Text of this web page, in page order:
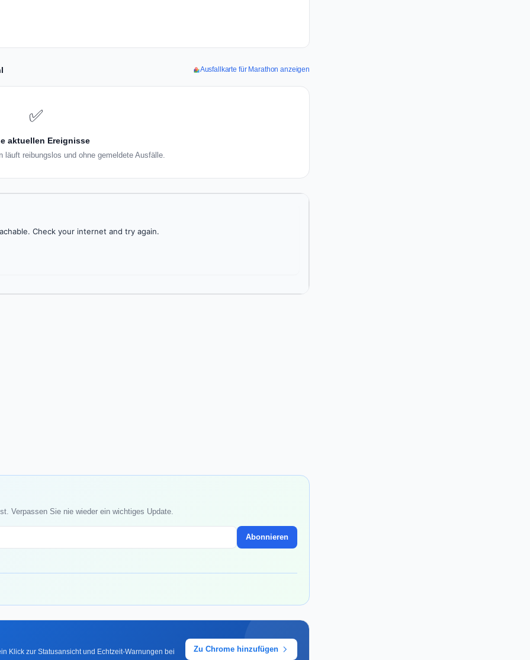
Ausfallkarte für Marathon anzeigen
✅
aktuellen Ereignisse
läuft reibungslos und ohne gemeldete Ausfälle.
Check your internet and try again.
Verpassen Sie nie wieder ein wichtiges Update.
Abonnieren
Klick zur Statusansicht und Echtzeit-Warnungen bei
Zu Chrome hinzufügen